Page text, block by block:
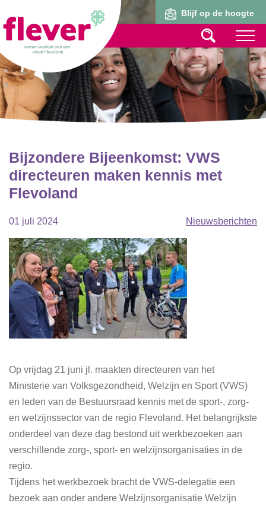
Blijf op de hoogte
Bijzondere Bijeenkomst: VWS
directeuren maken kennis met
Flevoland
01 juli 2024 Nieuwsberichten
Op vrijdag 21 juni jl. maakten directeuren van het
Ministerie van Volksgezondheid, Welzijn en Sport (VWS)
en leden van de Bestuursraad kennis met de sport-, zorg-
en welzijnssector van de regio Flevoland. Het belangrijkste
onderdeel van deze dag bestond uit werkbezoeken aan
verschillende zorg-, sport- en welzijnsorganisaties in de
regio.
Tijdens het werkbezoek bracht de VWS-delegatie een
bezoek aan onder andere Welzijnsorganisatie Welzijn